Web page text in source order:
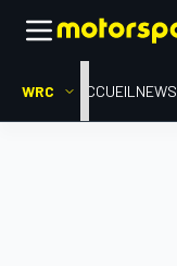
WRC ACCUEIL NEWS